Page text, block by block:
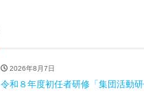
2026年8月7日
令和８年度初任者研修「集団活動研